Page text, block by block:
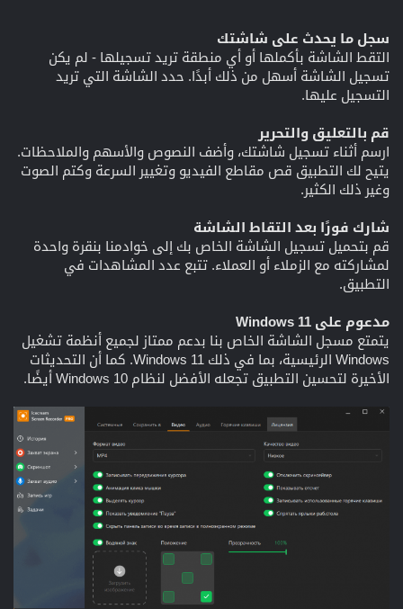
سجل ما يحدث على شاشتك
التقط الشاشة بأكملها أو أي منطقة تريد تسجيلها - لم يكن
تسجيل الشاشة أسهل من ذلك أبدًا. حدد الشاشة التي تريد
التسجيل عليها.
قم بالتعليق والتحرير
ارسم أثناء تسجيل شاشتك، وأضف النصوص والأسهم والملاحظات.
يتيح لك التطبيق قص مقاطع الفيديو وتغيير السرعة وكتم الصوت
وغير ذلك الكثير.
شارك فورًا بعد التقاط الشاشة
قم بتحميل تسجيل الشاشة الخاص بك إلى خوادمنا بنقرة واحدة
لمشاركته مع الزملاء أو العملاء. تتبع عدد المشاهدات في
التطبيق.
مدعوم على Windows 11
يتمتع مسجل الشاشة الخاص بنا بدعم ممتاز لجميع أنظمة تشغيل
Windows الرئيسية، بما في ذلك Windows 11. كما أن التحديثات
الأخيرة لتحسين التطبيق تجعله الأفضل لنظام Windows 10 أيضًا.